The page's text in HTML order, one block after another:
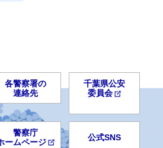
各警察署の
連絡先
千葉県公安
委員会
警察庁
ームページ
公式SNS